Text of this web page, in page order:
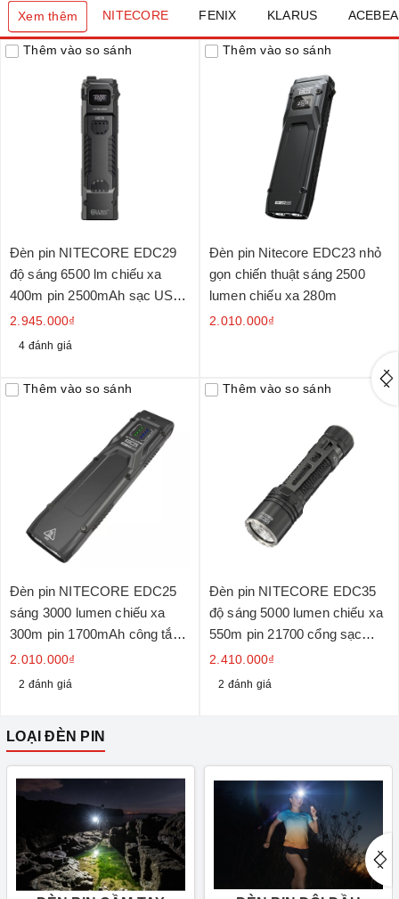
NITECORE FENIX KLARUS
Xem thêm
Thêm vào so sánh
Đèn pin NITECORE EDC29
độ sáng 6500 lm chiếu xa
400m pin 2500mAh sạc USB-
C màn hình OLED
2.945.000₫
4 đánh giá
Thêm vào so sánh
Đèn pin Nitecore EDC23 nhỏ
gọn chiến thuật sáng 2500
lumen chiếu xa 280m
2.010.000₫
Thêm vào so sánh
Đèn pin NITECORE EDC25
sáng 3000 lumen chiếu xa
300m pin 1700mAh công tắc
kép chiến thuật
2.010.000₫
2 đánh giá
Thêm vào so sánh
Đèn pin NITECORE EDC35
độ sáng 5000 lumen chiếu xa
550m pin 21700 cổng sạc
USB-C
2.410.000₫
2 đánh giá
LOẠI ĐÈN PIN